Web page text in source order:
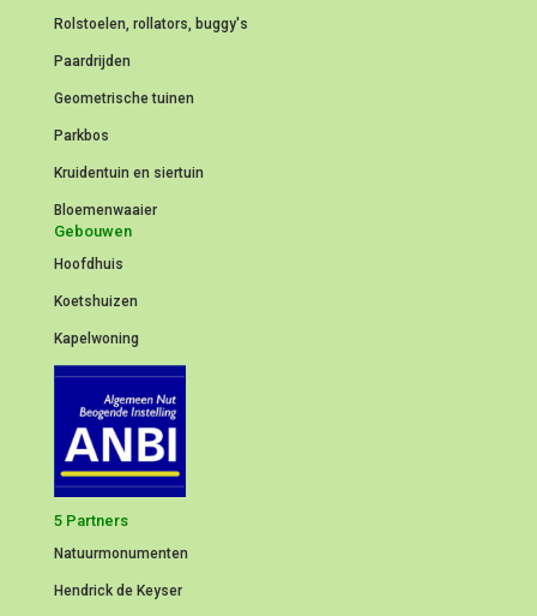
Rolstoelen, rollators, buggy's
Paardrijden
Geometrische tuinen
Parkbos
Kruidentuin en siertuin
Bloemenwaaier
Gebouwen
Hoofdhuis
Koetshuizen
Kapelwoning
5 Partners
Natuurmonumenten
Hendrick de Keyser